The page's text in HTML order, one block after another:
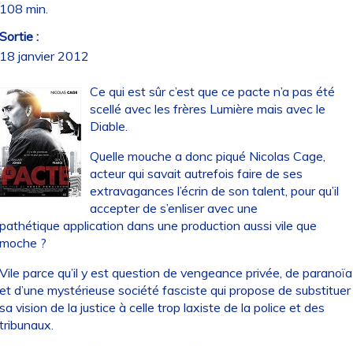
min.
:
janvier 2012
Ce qui est sûr c’est que ce pacte n’a pas été
scellé avec les frères Lumière mais avec le
Diable.
Quelle mouche a donc piqué Nicolas Cage,
acteur qui savait autrefois faire de ses
extravagances l’écrin de son talent, pour qu’il
accepter de s’enliser avec une
application dans une production aussi vile que
?
parce qu’il y est question de vengeance privée, de paranoïa
d’une mystérieuse société fasciste qui propose de substituer
vision de la justice à celle trop laxiste de la police et des